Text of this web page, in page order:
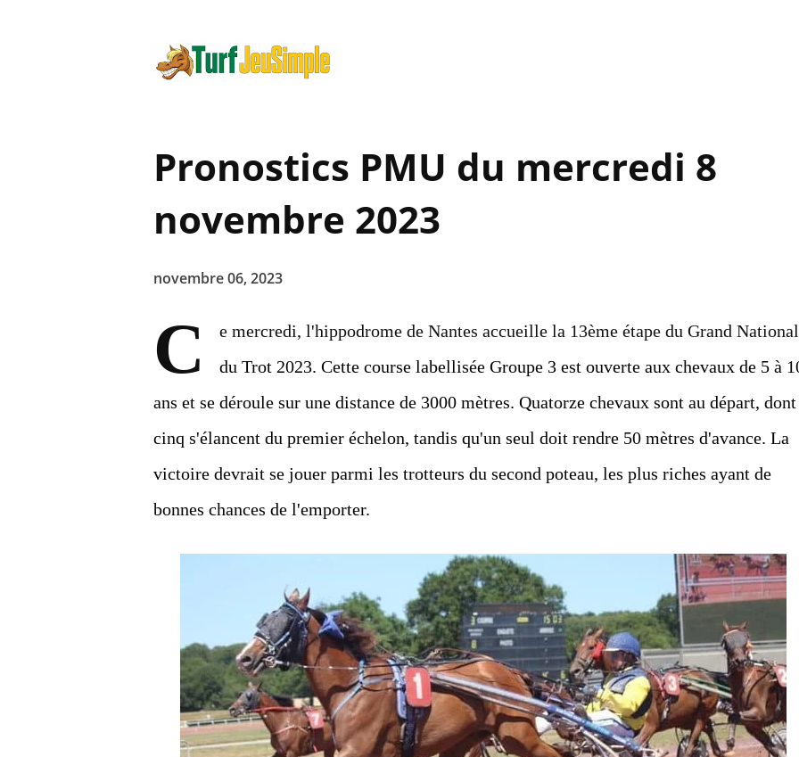
Pronostics PMU du mercredi 8
novembre 2023
novembre 06, 2023
C
e mercredi, l'hippodrome de Nantes accueille la 13ème étape du Grand National
du Trot 2023. Cette course labellisée Groupe 3 est ouverte aux chevaux de 5 à
ans et se déroule sur une distance de 3000 mètres. Quatorze chevaux sont au départ, dont
cinq s'élancent du premier échelon, tandis qu'un seul doit rendre 50 mètres d'avance. La
victoire devrait se jouer parmi les trotteurs du second poteau, les plus riches ayant de
bonnes chances de l'emporter.